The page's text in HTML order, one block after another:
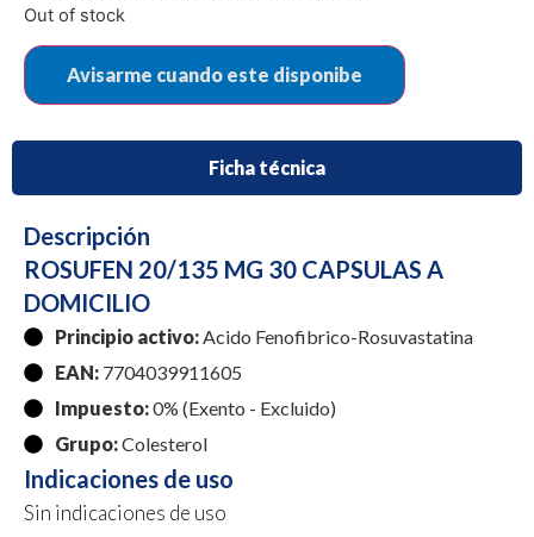
Out of stock
Ficha técnica
Descripción
ROSUFEN 20/135 MG 30 CAPSULAS A
DOMICILIO
Principio activo:Acido Fenofibrico-Rosuvastatina
EAN: 7704039911605
Impuesto:0% (Exento - Excluido)
Grupo:Colesterol
Indicaciones de uso
Sin indicaciones de uso